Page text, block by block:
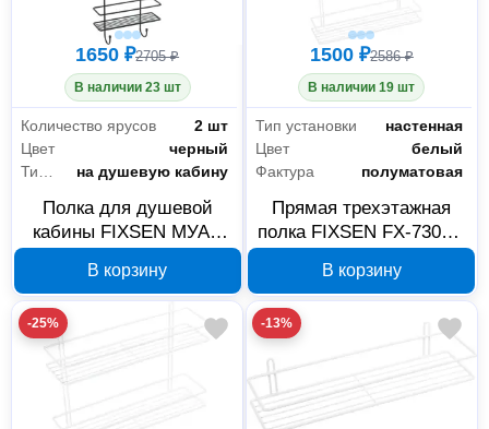
1650 ₽2705 ₽
В наличии 23 шт
Количество ярусов
2 шт
Цвет
черный
на душевую кабину
Полка для душевой
кабины FIXSEN МУАР
740B-2
В корзину
1500 ₽2586 ₽
В наличии 19 шт
Тип установки
настенная
Цвет
белый
Фактура
полуматовая
Прямая трехэтажная
полка FIXSEN FX-730W-
В корзину
-25% -13%